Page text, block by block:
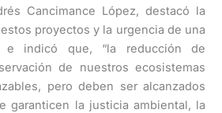
Cancimance López, destacó la
proyectos y la urgencia de una
e indicó que, “la reducción de
de nuestros ecosistemas
pero deben ser alcanzados
garanticen la justicia ambiental, la